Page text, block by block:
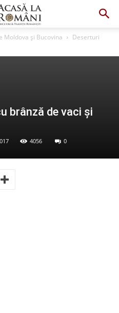
Moldova și Bucovina
Deserturi
brânză de vaci și
4056 0